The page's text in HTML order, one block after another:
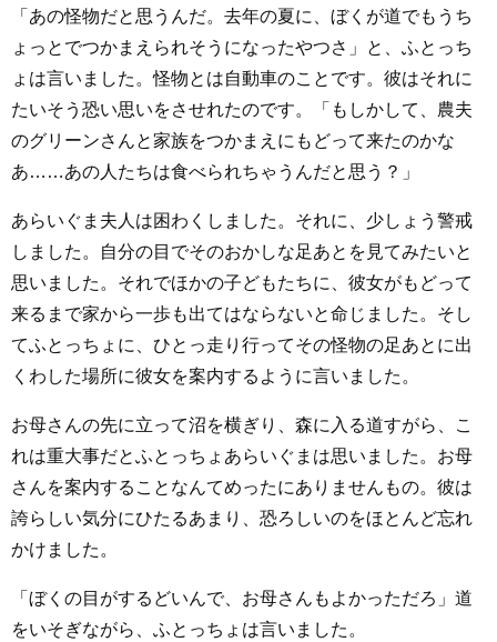
「あの怪物だと思うんだ。去年の夏に、ぼくが道でもうち
ょっとでつかまえられそうになったやつさ」と、ふとっち
ょは言いました。怪物とは自動車のことです。彼はそれに
たいそう恐い思いをさせれたのです。「もしかして、農夫
のグリーンさんと家族をつかまえにもどって来たのかな
あ……あの人たちは食べられちゃうんだと思う？」
あらいぐま夫人は困わくしました。それに、少しょう警戒
しました。自分の目でそのおかしな足あとを見てみたいと
思いました。それでほかの子どもたちに、彼女がもどって
来るまで家から一歩も出てはならないと命じました。そし
てふとっちょに、ひとっ走り行ってその怪物の足あとに出
くわした場所に彼女を案内するように言いました。
お母さんの先に立って沼を横ぎり、森に入る道すがら、こ
れは重大事だとふとっちょあらいぐまは思いました。お母
さんを案内することなんてめったにありませんもの。彼は
誇らしい気分にひたるあまり、恐ろしいのをほとんど忘れ
かけました。
「ぼくの目がするどいんで、お母さんもよかっただろ」道
をいそぎながら、ふとっちょは言いました。